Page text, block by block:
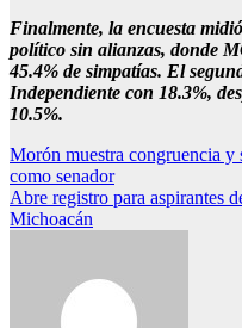
Finalmente, la encuesta
político sin alianzas, donde
45.4% de simpatías. El
Independiente con 18.3%,
10.5%.
Navegación
de
entradas
Morón muestra congruencia
como senador
Abre registro para aspirantes
Michoacán